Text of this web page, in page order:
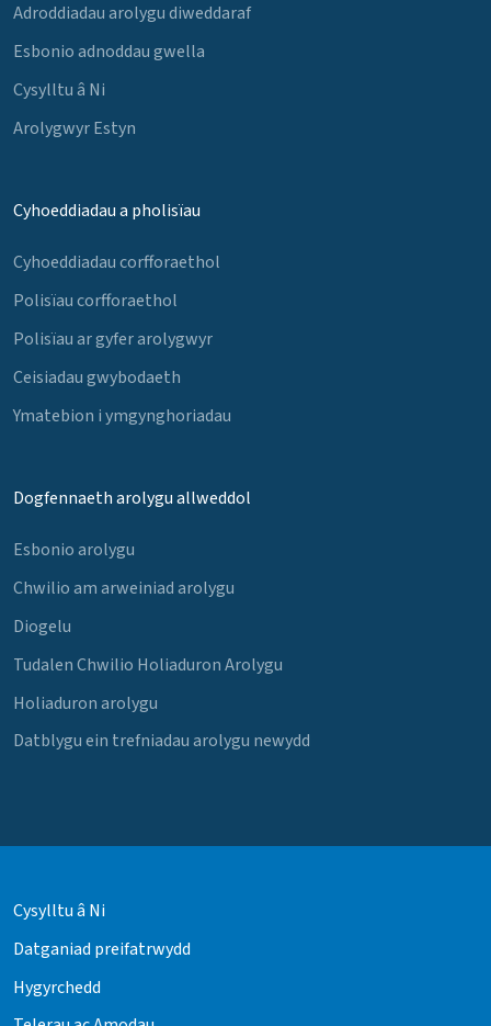
Adroddiadau arolygu diweddaraf
Esbonio adnoddau gwella
Cysylltu â Ni
Arolygwyr Estyn
Cyhoeddiadau a pholisïau
Cyhoeddiadau corfforaethol
Polisïau corfforaethol
Polisïau ar gyfer arolygwyr
Ceisiadau gwybodaeth
Ymatebion i ymgynghoriadau
Dogfennaeth arolygu allweddol
Esbonio arolygu
Chwilio am arweiniad arolygu
Diogelu
Tudalen Chwilio Holiaduron Arolygu
Holiaduron arolygu
Datblygu ein trefniadau arolygu newydd
Cysylltu â Ni
Datganiad preifatrwydd
Hygyrchedd